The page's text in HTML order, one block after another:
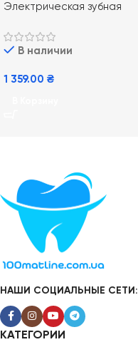
Электрическая зубная
100 Cross Action Black
В наличии
1 359.00 ₴
НАШИ СОЦИАЛЬНЫЕ СЕТИ:
КАТЕГОРИИ